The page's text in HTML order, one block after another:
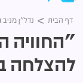
דף הבית נדל"ן
"החוויה
להצלחה